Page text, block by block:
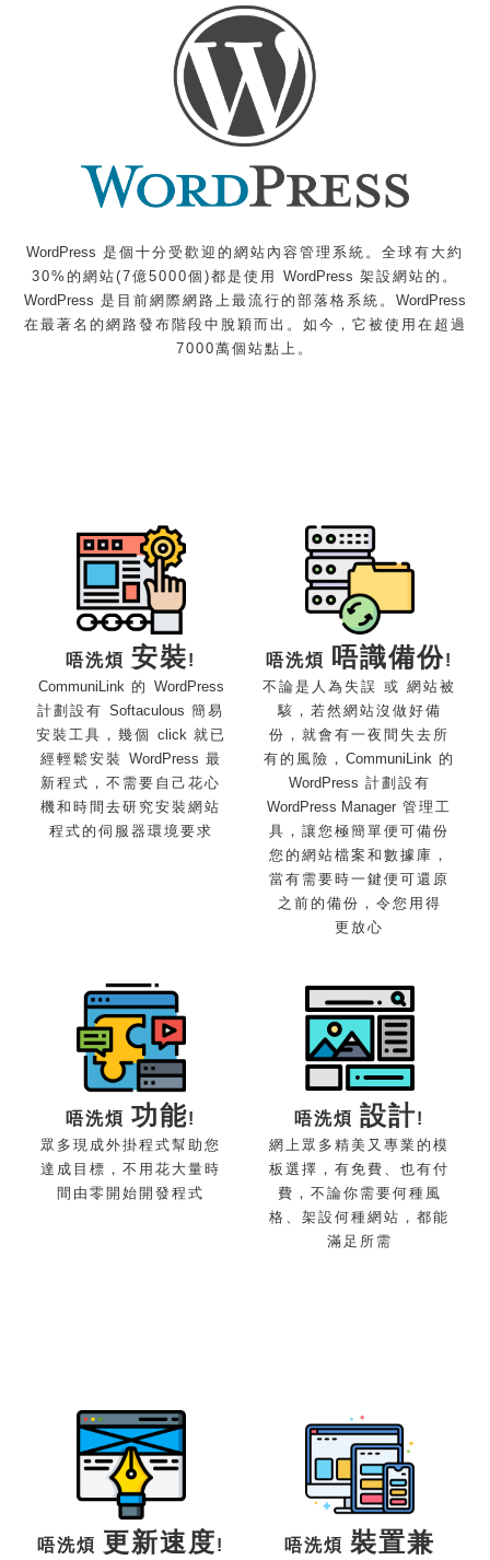
WordPress 是個十分受歡迎的網站內容管理系統。 全球有大約
30%的網站(7億5000個)都是使用 WordPress 架設網站的。
WordPress 是目前網際網路上最流行的部落格系統。 WordPress
在最著名的網路發布階段中脫穎而出。如今，它被使用在超過
7000萬個 站點上。
唔洗煩 安裝!
CommuniLink 的 WordPress
計劃設有 Softaculous 簡易
安裝工具，幾個 click 就已
經輕鬆安裝 WordPress 最
新程式，不需要自己花心
機和時間去研究安裝網站
程式的伺服器 環境要求
唔洗煩 唔識備份!
不論是人為失誤 或 網站被
駭，若然網站沒做好備
份，就會有一夜間失去所
有的風險， CommuniLink 的
WordPress 計劃設有
WordPress Manager 管理工
具，讓您極簡單便可備份
您的網站檔案和數據庫，
當有需要時一鍵便可還原
之前的備份，令您用得
更放心
唔洗煩 功能!
眾多現成外掛程式幫助您
達成目標，不用花大量時
間由零開始開發程式
唔洗煩 設計!
網上眾多精美又專業的模
板選擇，有免費、也有付
費，不論你需要何種風
格、架設何種網站，都能
滿足所需
唔洗煩 更新速度! 唔洗煩 裝置兼